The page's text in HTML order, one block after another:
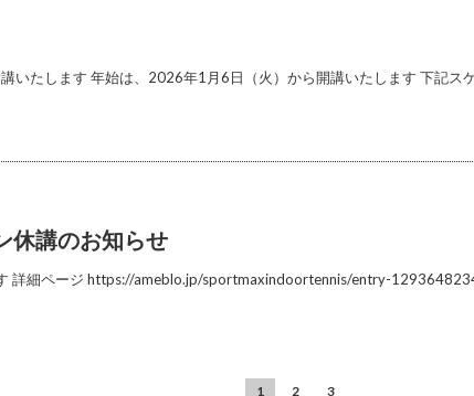
いたします 年始は、2026年1月6日（火）から開講いたします 下記
休講のお知らせ
詳細ページ https://ameblo.jp/sportmaxindoortennis/entry-
1 2 3